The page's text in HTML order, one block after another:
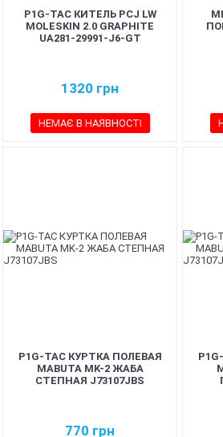
P1G-TAC КИТЕЛЬ PCJ LW
MOLESKIN 2.0 GRAPHITE
UA281-29991-J6-GT
1320 грн
НЕМАЄ В НАЯВНОСТІ
P1G-TAC КУРТКА ПОЛЕВАЯ
MABUTA MK-2 ЖАБА
СТЕПНАЯ J73107JBS
770 грн